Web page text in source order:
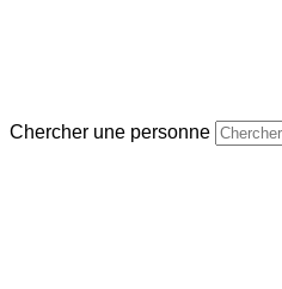
Chercher une personne